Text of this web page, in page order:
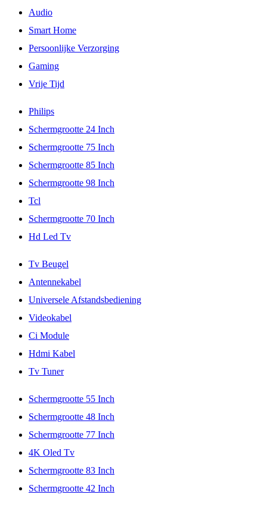
Audio
Smart Home
Persoonlijke Verzorging
Gaming
Vrije Tijd
Philips
Schermgrootte 24 Inch
Schermgrootte 75 Inch
Schermgrootte 85 Inch
Schermgrootte 98 Inch
Tcl
Schermgrootte 70 Inch
Hd Led Tv
Tv Beugel
Antennekabel
Universele Afstandsbediening
Videokabel
Ci Module
Hdmi Kabel
Tv Tuner
Schermgrootte 55 Inch
Schermgrootte 48 Inch
Schermgrootte 77 Inch
4K Oled Tv
Schermgrootte 83 Inch
Schermgrootte 42 Inch